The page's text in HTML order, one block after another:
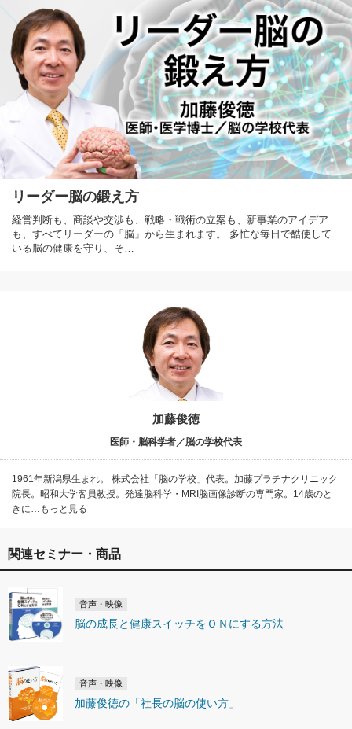
リーダー脳の鍛え方
経営判断も、商談や交渉も、戦略・戦術の立案も、新事業のアイデア…
も、すべてリーダーの「脳」から生まれます。 多忙な毎日で酷使して
いる脳の健康を守り、そ…
加藤俊徳
医師・脳科学者／脳の学校代表
1961年新潟県生まれ。 株式会社「脳の学校」代表。加藤プラチナクリニック
院長。昭和大学客員教授。発達脳科学・MRI脳画像診断の専門家。14歳のと
きに…もっと見る
関連セミナー・商品
音声・映像
脳の成長と健康スイッチをＯＮにする方法
音声・映像
加藤俊徳の「社長の脳の使い方」